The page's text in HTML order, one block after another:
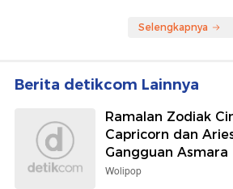
Selengkapnya
Berita detikcom Lainnya
Ramalan Zodiak
Capricorn dan
Gangguan Asmara
Wolipop